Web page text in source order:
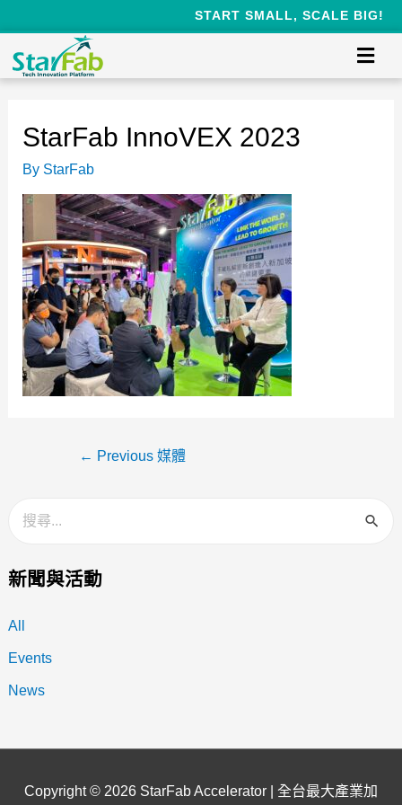
START SMALL, SCALE BIG!
新聞與活動
All
Events
News
StarFab InnoVEX 2023
By StarFab
← Previous 媒體
Copyright © 2026 StarFab Accelerator | 全台最大產業加